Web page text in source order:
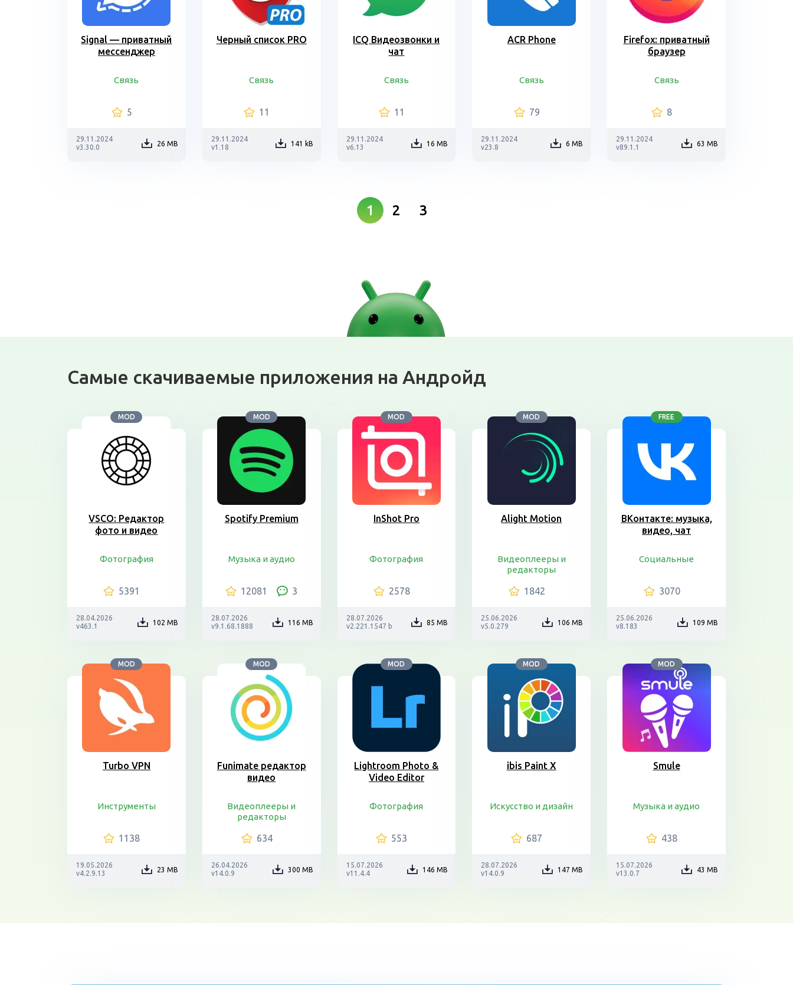
Signal — приватный
мессенджер
Связь
5
29.11.2024
v3.30.0
26 MB
Черный список PRO
Связь
11
29.11.2024
v1.18
141 kB
ICQ Видеозвонки и
чат
Связь
11
29.11.2024
v6.13
16 MB
ACR Phone
Связь
79
29.11.2024
v23.8
6 MB
Firefox: приватный
браузер
Связь
8
29.11.2024
v89.1.1
63 MB
1 2 3
Самые скачиваемые приложения на Андройд
MOD
VSCO: Редактор
фото и видео
Фотография
5391
28.04.2026
v463.1
102 MB
MOD
Spotify Premium
Музыка и аудио
12081 3
28.07.2026
v9.1.68.1888
116 MB
MOD
InShot Pro
Фотография
2578
28.07.2026
v2.221.1547 b
85 MB
MOD
Alight Motion
Видеоплееры и
редакторы
1842
25.06.2026
v5.0.279
106 MB
FREE
ВКонтакте: музыка,
видео, чат
Социальные
3070
25.06.2026
v8.183
109 MB
MOD
Turbo VPN
Инструменты
1138
19.05.2026
v4.2.9.13
23 MB
MOD
Funimate редактор
видео
Видеоплееры и
редакторы
634
26.04.2026
v14.0.9
300 MB
MOD
Lightroom Photo &
Video Editor
Фотография
553
15.07.2026
v11.4.4
146 MB
MOD
ibis Paint X
Искусство и дизайн
687
28.07.2026
v14.0.9
147 MB
MOD
Smule
Музыка и аудио
438
15.07.2026
v13.0.7
43 MB